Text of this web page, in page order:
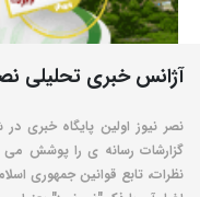
آژانس خبری تحلیلی
نصر نیوز اولین پایگاه خبری
گزارشات رسانه ی را پوشش می
نظرات، تابع قوانین جمهوری